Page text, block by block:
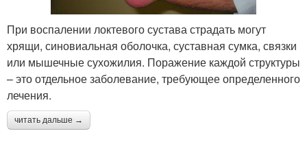
При воспалении локтевого сустава страдать могут
хрящи, синовиальная оболочка, суставная сумка, связки
или мышечные сухожилия. Поражение каждой структуры
– это отдельное заболевание, требующее определенного
лечения.
читать дальше →